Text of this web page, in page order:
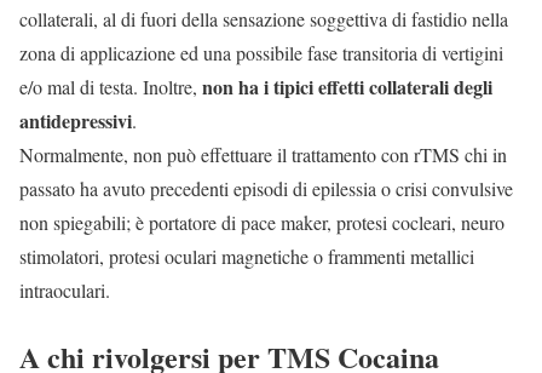
collaterali, al di fuori della sensazione soggettiva di fastidio nella
zona di applicazione ed una possibile fase transitoria di vertigini
e/o mal di testa. Inoltre, non ha i tipici effetti collaterali degli
antidepressivi.
Normalmente, non può effettuare il trattamento con rTMS chi in
passato ha avuto precedenti episodi di epilessia o crisi convulsive
non spiegabili; è portatore di pace maker, protesi cocleari, neuro
stimolatori, protesi oculari magnetiche o frammenti metallici
intraoculari.
A chi rivolgersi per TMS Cocaina